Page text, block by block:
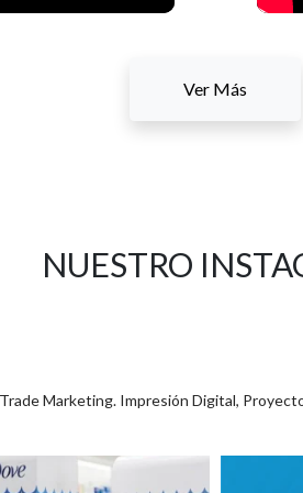
Ver Más
NUESTRO
Marketing. Impresión Digital,